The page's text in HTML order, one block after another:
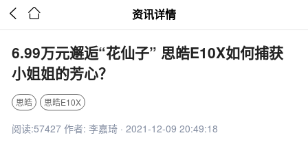
  资讯详情
6.99万元邂逅“花仙子” 思皓E10X如何捕获
小姐姐的芳心？
思皓 思皓E10X
阅读:57427 作者: 李嘉琦 · 2021-12-09 20:49:18